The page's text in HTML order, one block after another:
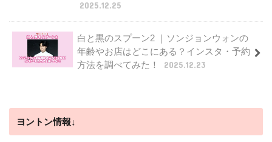
2025.12.25
白と黒のスプーン2 ｜ソンジョンウォンの
年齢やお店はどこにある？インスタ・予約
方法を調べてみた！
2025.12.23
ヨントン情報↓